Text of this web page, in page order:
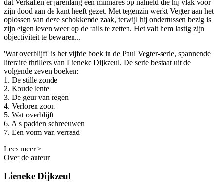
dat Verkallen er jarenlang een minnares op nahield die hij vlak voor
zijn dood aan de kant heeft gezet. Met tegenzin werkt Vegter aan het
oplossen van deze schokkende zaak, terwijl hij ondertussen bezig is
zijn eigen leven weer op de rails te zetten. Het valt hem lastig zijn
objectiviteit te bewaren...
'Wat overblijft' is het vijfde boek in de Paul Vegter-serie, spannende
literaire thrillers van Lieneke Dijkzeul. De serie bestaat uit de
volgende zeven boeken:
1. De stille zonde
2. Koude lente
3. De geur van regen
4. Verloren zoon
5. Wat overblijft
6. Als padden schreeuwen
7. Een vorm van verraad
Lees meer >
Over de auteur
Lieneke Dijkzeul